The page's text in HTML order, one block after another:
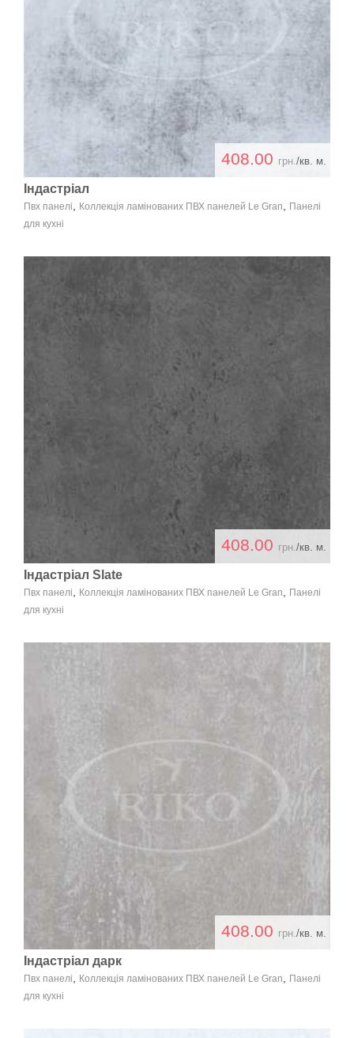
408.00 грн./кв. м.
Індастріал
Пвх панелі Коллекція ламінованих ПВХ панелей Le Gran
Панелі
для кухні
408.00 грн./кв. м.
Індастріал Slate
Пвх панелі Коллекція ламінованих ПВХ панелей Le Gran
Панелі
для кухні
408.00 грн./кв. м.
Індастріал дарк
Пвх панелі Коллекція ламінованих ПВХ панелей Le Gran
Панелі
для кухні